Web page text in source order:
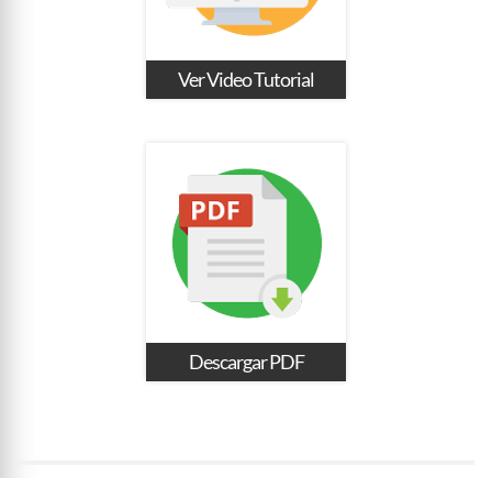
Ver Video Tutorial
Descargar PDF